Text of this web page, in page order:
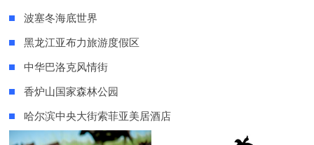
波塞冬海底世界
黑龙江亚布力旅游度假区
中华巴洛克风情街
香炉山国家森林公园
哈尔滨中央大街索菲亚美居酒店